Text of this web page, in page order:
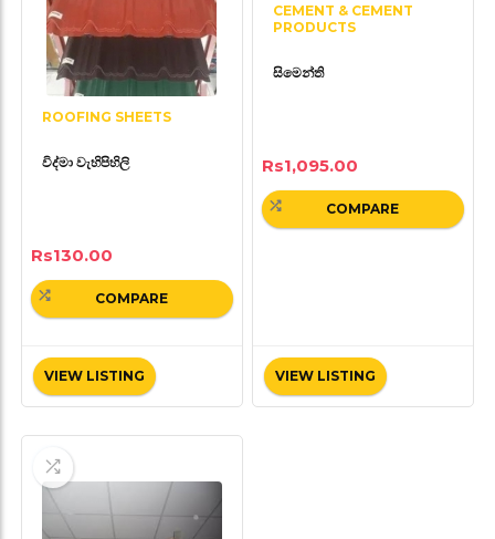
ROOFING SHEETS
විද්මා වැහිපිහිලි
Rs130.00
VIEW LISTING
COMPARE
CEMENT & CEMENT
PRODUCTS
සිමෙන්ති
Rs1,095.00
VIEW LISTING
COMPARE